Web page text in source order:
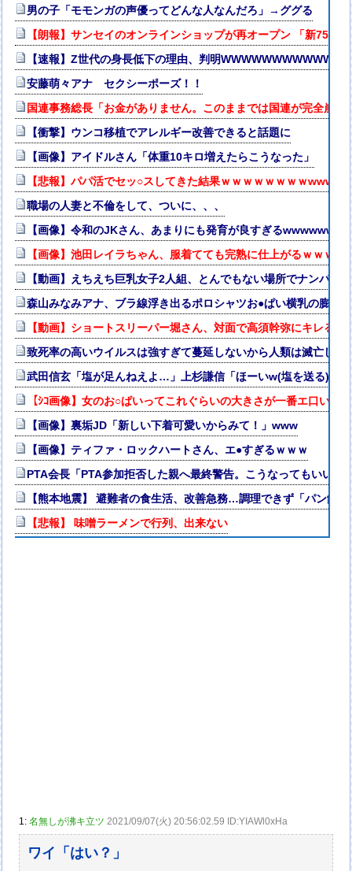
男の子「モモンガの声優ってどんな人なんだろ」→ググる
【朗報】サンセイのオンラインショップが再オープン 「新
【速報】Z世代の身長低下の理由、判明
安藤萌々アナ セクシーポーズ！！
国連事務総長「お金がありません。このままでは国連が完全崩壊
【衝撃】ウンコ移植でアレルギー改善できると話題に
【画像】アイドルさん「体重10キロ増えたらこうなった」
【悲報】パパ活でセッ○スしてきた結果ｗｗｗｗｗｗｗｗwwww
職場の人妻と不倫をして、ついに、、、
【画像】令和のJKさん、あまりにも発育が良すぎるwwwwwwww
【画像】池田レイラちゃん、服着てても完熟に仕上がるｗｗｗｗ
【動画】えちえち巨乳女子2人組、とんでもない場所でナンパさ
森山みなみアナ、ブラ線浮き出るポロシャツお●ぱい横乳の膨ら
【動画】ショートスリーパー堀さん、対面で高須幹弥にキレる
致死率の高いウイルスは強すぎて蔓延しないから人類は滅亡しな
武田信玄「塩が足んねえよ…」上杉謙信「ほーいw(塩を送る)」
【ｼｺ画像】女のお○ぱいってこれぐらいの大きさが一番エ口いよ
【画像】裏垢JD「新しい下着可愛いからみて！」www
【画像】ティファ・ロックハートさん、エ●すぎるｗｗｗ
PTA会長「PTA参加拒否した親へ最終警告。こうなってもいい？
【熊本地震】 避難者の食生活、改善急務…調理できず「パン飽
【悲報】 味噌ラーメンで行列、出来ない
1:名無しが沸キ立ツ 2021/09/07(火) 20:56:02.59 ID:YIAWl0xHa
ワイ「はい？」